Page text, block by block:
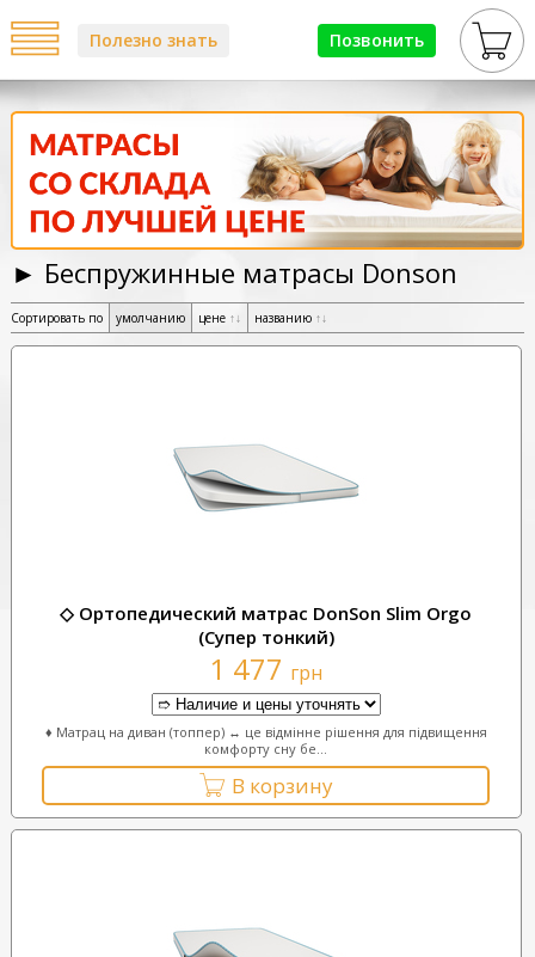
Позвонить
Полезно знать
► Беспружинные матрасы Donson
Сортировать по умолчанию цене ↑↓ названию ↑↓
◇ Ортопедический матрас DonSon Slim Orgo
(Супер тонкий)
1 477 грн
♦ Матрац на диван (топпер) ↔ це відмінне рішення для підвищення
комфорту сну бе...
В корзину